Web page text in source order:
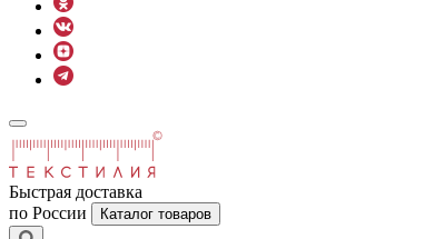
Быстрая доставка
по России
Каталог товаров